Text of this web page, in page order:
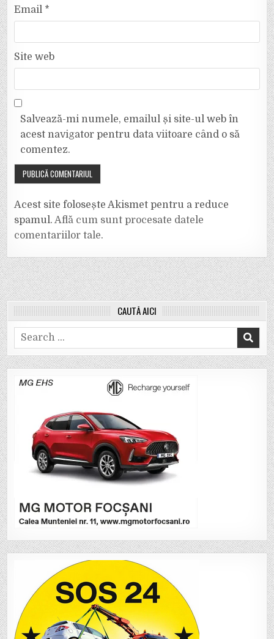
Email *
Site web
Salvează-mi numele, emailul și site-ul web în
acest navigator pentru data viitoare când o să
comentez.
Acest site folosește Akismet pentru a reduce
spamul. Află cum sunt procesate datele
comentariilor tale.
CAUTĂ AICI
Search
for: